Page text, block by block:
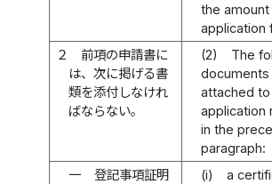
the
application
２
前項の申請書に
は、次に掲げる書
類を添付しなけれ
ばならない。
(2)
The
attached
application
in the
paragraph:
一
登記事項証明
(i)
a